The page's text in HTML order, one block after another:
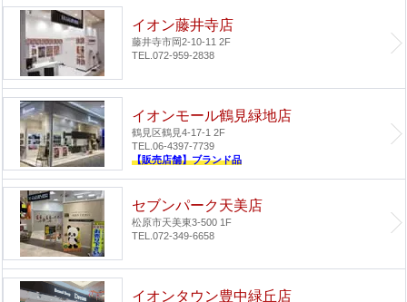
イオン藤井寺店
藤井寺市岡2-10-11 2F
TEL.072-959-2838
イオンモール鶴見緑地店
鶴見区鶴見4-17-1 2F
TEL.06-4397-7739
【販売店舗】ブランド品
セブンパーク天美店
松原市天美東3-500 1F
TEL.072-349-6658
イオンタウン豊中緑丘店